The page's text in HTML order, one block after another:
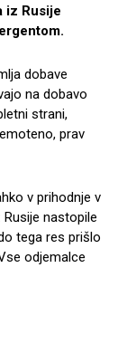
iz Rusije
dobave
na dobavo
strani,
prav
v prihodnje v
nastopile
tega res prišlo
odjemalce